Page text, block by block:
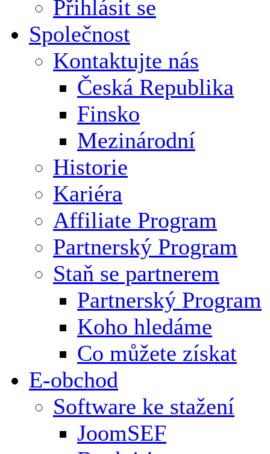
Přihlásit se
Společnost
Kontaktujte nás
Česká Republika
Finsko
Mezinárodní
Historie
Kariéra
Affiliate Program
Partnerský Program
Staň se partnerem
Partnerský Program
Koho hledáme
Co můžete získat
E-obchod
Software ke stažení
JoomSEF